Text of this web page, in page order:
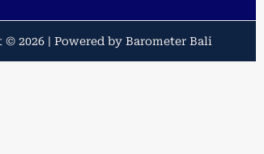
2026 | Powered by Barometer Bali